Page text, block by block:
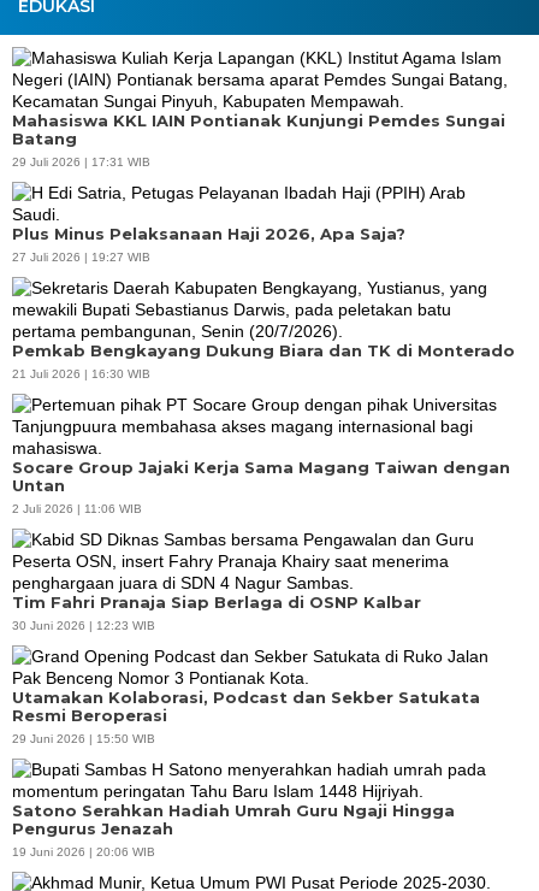
EDUKASI
Mahasiswa KKL IAIN Pontianak Kunjungi Pemdes Sungai
Batang
29 Juli 2026 | 17:31 WIB
Plus Minus Pelaksanaan Haji 2026, Apa Saja?
27 Juli 2026 | 19:27 WIB
Pemkab Bengkayang Dukung Biara dan TK di Monterado
21 Juli 2026 | 16:30 WIB
Socare Group Jajaki Kerja Sama Magang Taiwan dengan
Untan
2 Juli 2026 | 11:06 WIB
Tim Fahri Pranaja Siap Berlaga di OSNP Kalbar
30 Juni 2026 | 12:23 WIB
Utamakan Kolaborasi, Podcast dan Sekber Satukata
Resmi Beroperasi
29 Juni 2026 | 15:50 WIB
Satono Serahkan Hadiah Umrah Guru Ngaji Hingga
Pengurus Jenazah
19 Juni 2026 | 20:06 WIB